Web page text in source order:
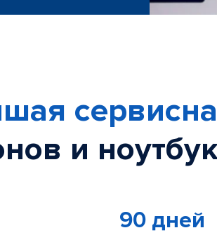
и
90 дней